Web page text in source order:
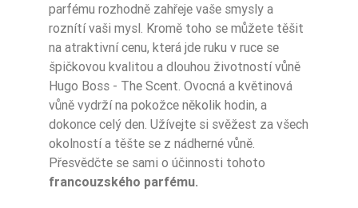
parfému rozhodně zahřeje vaše smysly a
roznítí vaši mysl. Kromě toho se můžete těšit
na atraktivní cenu, která jde ruku v ruce se
špičkovou kvalitou a dlouhou životností vůně
Hugo Boss - The Scent. Ovocná a květinová
vůně vydrží na pokožce několik hodin, a
dokonce celý den. Užívejte si svěžest za všech
okolností a těšte se z nádherné vůně.
Přesvědčte se sami o účinnosti tohoto
francouzského parfému.